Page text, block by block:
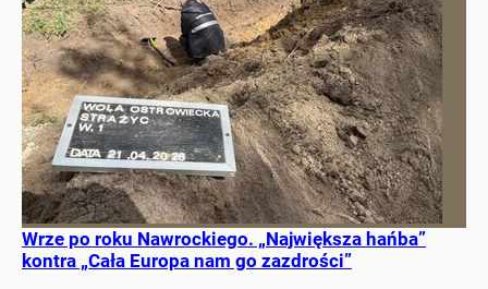
Wrze po roku Nawrockiego. „Największa hańba”
kontra „Cała Europa nam go zazdrości”